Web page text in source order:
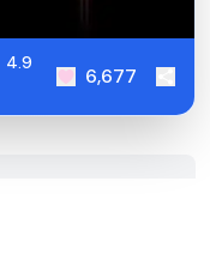
4.9
6,677